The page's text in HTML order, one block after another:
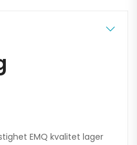
EMQ kvalitet lager